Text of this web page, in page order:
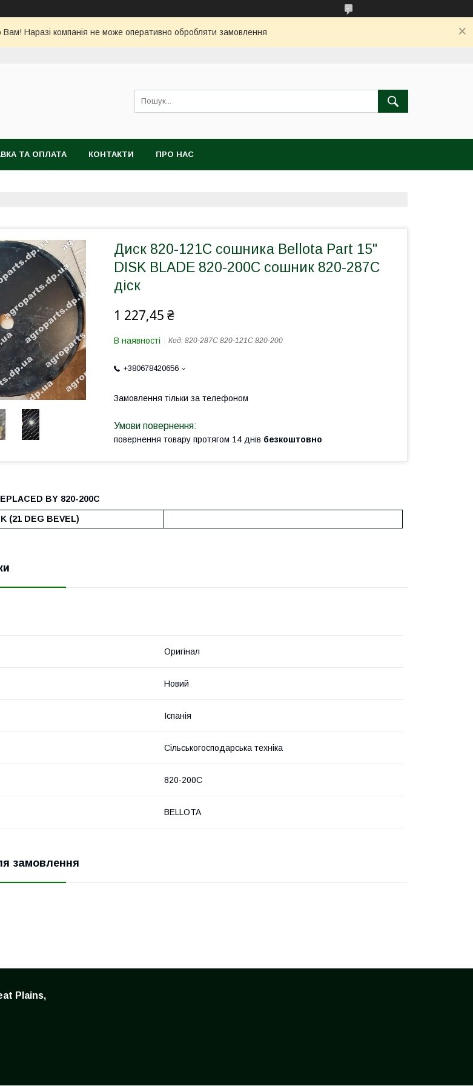
Наразі компанія не може оперативно обробляти замовлення
ТА ОПЛАТА КОНТАКТИ ПРО НАС
Диск 820-121C сошника Bellota Part 15"
DISK BLADE 820-200C сошник 820-287C
діск
1 227,45 ₴
В наявності Код: 820-287C 820-121C 820-200
+380678420656
Замовлення тільки за телефоном
повернення товару протягом 14 днів безкоштовно
BY 820-200C
(21 DEG BEVEL)
Оригінал
Новий
Іспанія
Сільськогосподарська техніка
820-200C
BELLOTA
замовлення
Plains,